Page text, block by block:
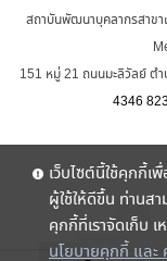
สถาบันพัฒนาบุคลากรสาขา
151 หมู่ 21 ถนนมะลิวัลย์ ต
4346
เว็บไซต์นี้ใช้คุกกี้
ผู้ใช้ให้ดีขึ้น ท่านส
คุกกี้ที่เราจัดเก็บ
นโยบายคุกกี้ และ